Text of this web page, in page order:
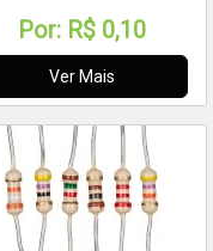
Por: R$ 0,10
Ver Mais